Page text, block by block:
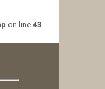
on line 43